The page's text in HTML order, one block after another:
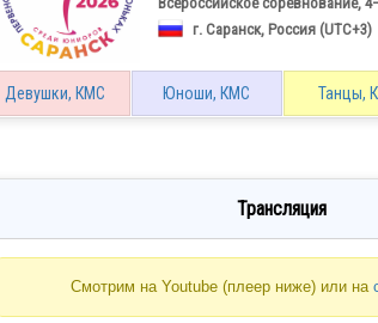
г. Саранск, Россия (UTC+3)
Девушки, КМС Юноши, КМС Танцы,
Трансляция
Смотрим на Youtube (плеер ниже) или на